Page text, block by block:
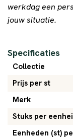
werkdag een
jouw situatie.
Specificaties
Collectie
Prijs per st
Merk
Stuks per
Eenheden (st)